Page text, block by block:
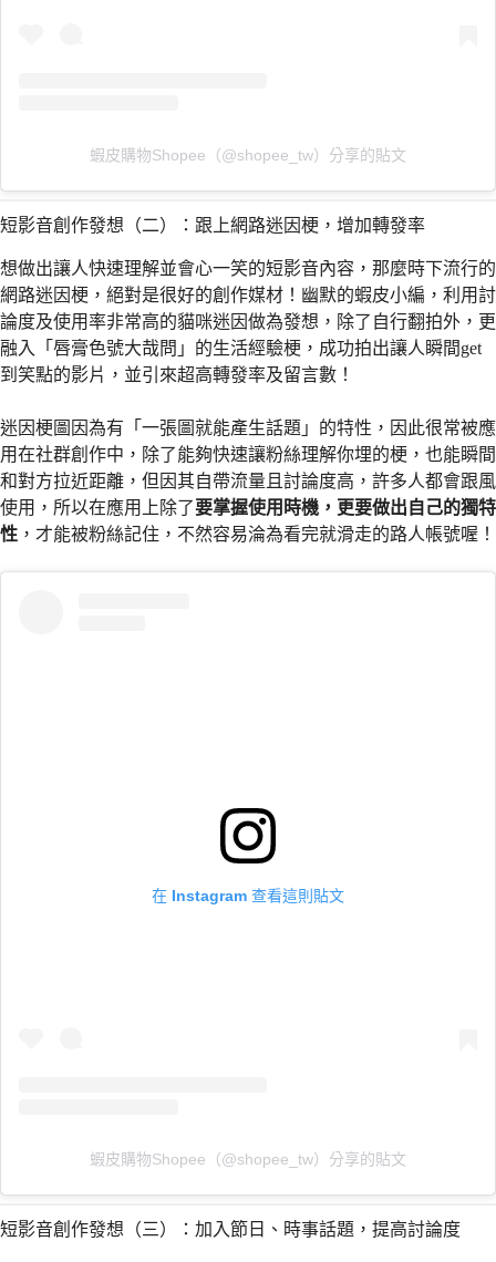
蝦皮購物Shopee（@shopee_tw）分享的貼文
短影音創作發想（二）：跟上網路迷因梗，增加轉發率
想做出讓人快速理解並會心一笑的短影音內容，那麼時下流行的
網路迷因梗，絕對是很好的創作媒材！幽默的蝦皮小編，利用討
論度及使用率非常高的貓咪迷因做為發想，除了自行翻拍外，更
融入「唇膏色號大哉問」的生活經驗梗，成功拍出讓人瞬間get
到笑點的影片，並引來超高轉發率及留言數！
迷因梗圖因為有「一張圖就能產生話題」的特性，因此很常被應
用在社群創作中，除了能夠快速讓粉絲理解你埋的梗，也能瞬間
和對方拉近距離，但因其自帶流量且討論度高，許多人都會跟風
使用，所以在應用上除了要掌握使用時機，更要做出自己的獨特
性 ，才能被粉絲記住，不然容易淪為看完就滑走的路人帳號喔！
在 Instagram 查看這則貼文
蝦皮購物Shopee（@shopee_tw）分享的貼文
短影音創作發想（三）：加入節日、時事話題，提高討論度